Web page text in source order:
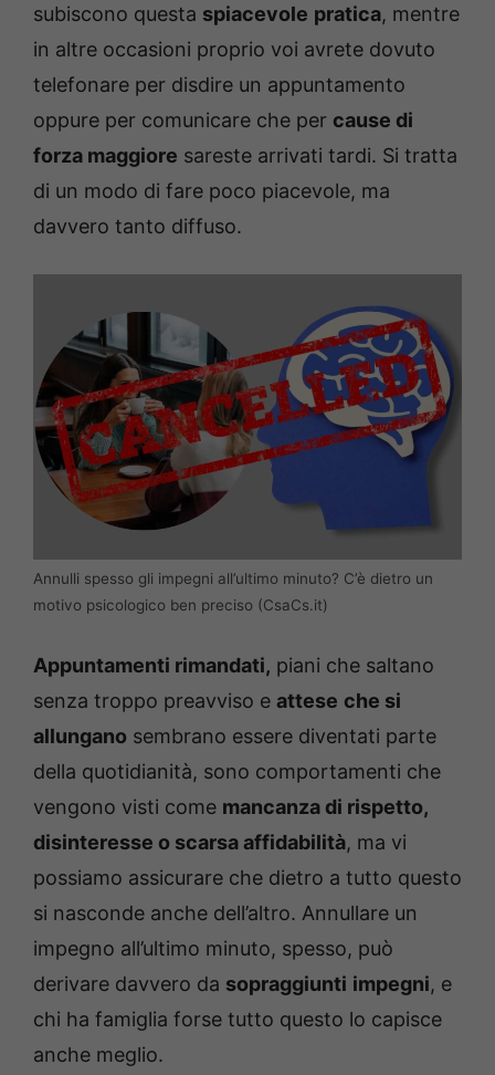
subiscono questa spiacevole pratica, mentre
in altre occasioni proprio voi avrete dovuto
telefonare per disdire un appuntamento
oppure per comunicare che per cause di
forza maggiore sareste arrivati tardi. Si tratta
di un modo di fare poco piacevole, ma
davvero tanto diffuso.
Annulli spesso gli impegni all’ultimo minuto? C’è dietro un
motivo psicologico ben preciso (CsaCs.it)
Appuntamenti rimandati, piani che saltano
senza troppo preavviso e attese che si
allungano sembrano essere diventati parte
della quotidianità, sono comportamenti che
vengono visti come mancanza di rispetto,
disinteresse o scarsa affidabilità, ma vi
possiamo assicurare che dietro a tutto questo
si nasconde anche dell’altro. Annullare un
impegno all’ultimo minuto, spesso, può
derivare davvero da sopraggiunti impegni, e
chi ha famiglia forse tutto questo lo capisce
anche meglio.